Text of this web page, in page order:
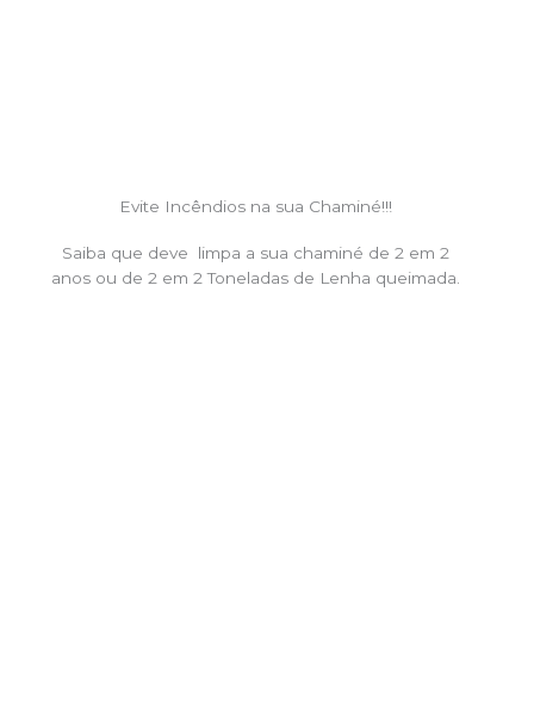
Evite Incêndios na sua Chaminé!!!
Saiba que deve limpa a sua chaminé de 2 em 2
anos ou de 2 em 2 Toneladas de Lenha queimada.